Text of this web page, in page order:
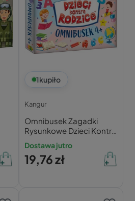
1kupiło
Kangur
Omnibusek Zagadki
Rysunkowe Dzieci Kontra
Rodzice 4+
Dostawa jutro
19,76 zł